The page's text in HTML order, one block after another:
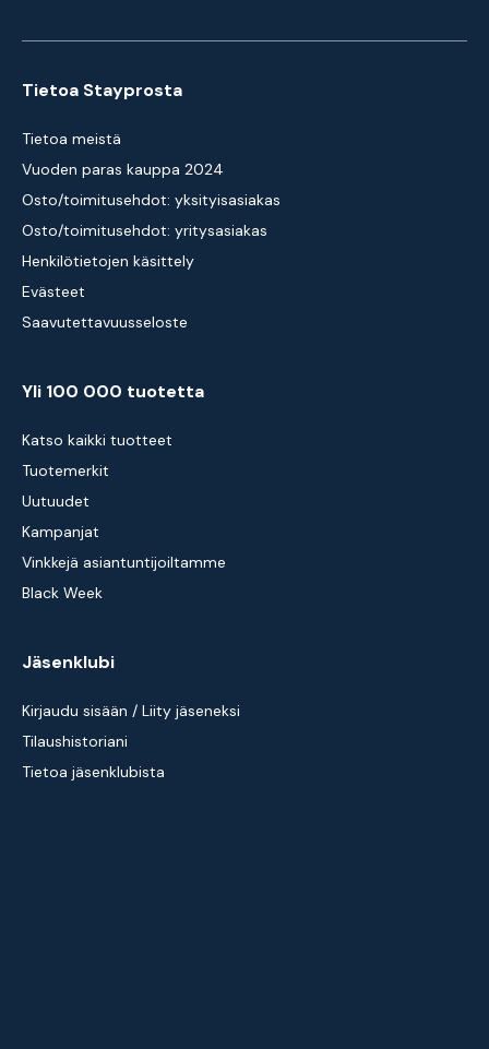
Tietoa Stayprosta
Tietoa meistä
Vuoden paras kauppa 2024
Osto/toimitusehdot: yksityisasiakas
Osto/toimitusehdot: yritysasiakas
Henkilötietojen käsittely
Evästeet
Saavutettavuusseloste
Yli 100 000 tuotetta
Katso kaikki tuotteet
Tuotemerkit
Uutuudet
Kampanjat
Vinkkejä asiantuntijoiltamme
Black Week
Jäsenklubi
Kirjaudu sisään / Liity jäseneksi
Tilaushistoriani
Tietoa jäsenklubista